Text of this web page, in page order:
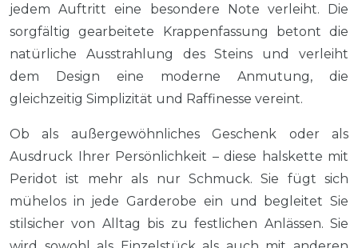
jedem Auftritt eine besondere Note verleiht. Die
sorgfältig gearbeitete Krappenfassung betont die
natürliche Ausstrahlung des Steins und verleiht
dem Design eine moderne Anmutung, die
gleichzeitig Simplizität und Raffinesse vereint.
Ob als außergewöhnliches Geschenk oder als
Ausdruck Ihrer Persönlichkeit – diese halskette mit
Peridot ist mehr als nur Schmuck. Sie fügt sich
mühelos in jede Garderobe ein und begleitet Sie
stilsicher von Alltag bis zu festlichen Anlässen. Sie